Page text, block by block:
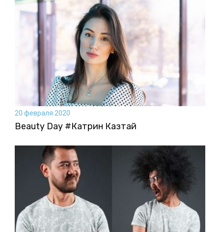
20 февраля 2020
Beauty Day #Катрин Казтай